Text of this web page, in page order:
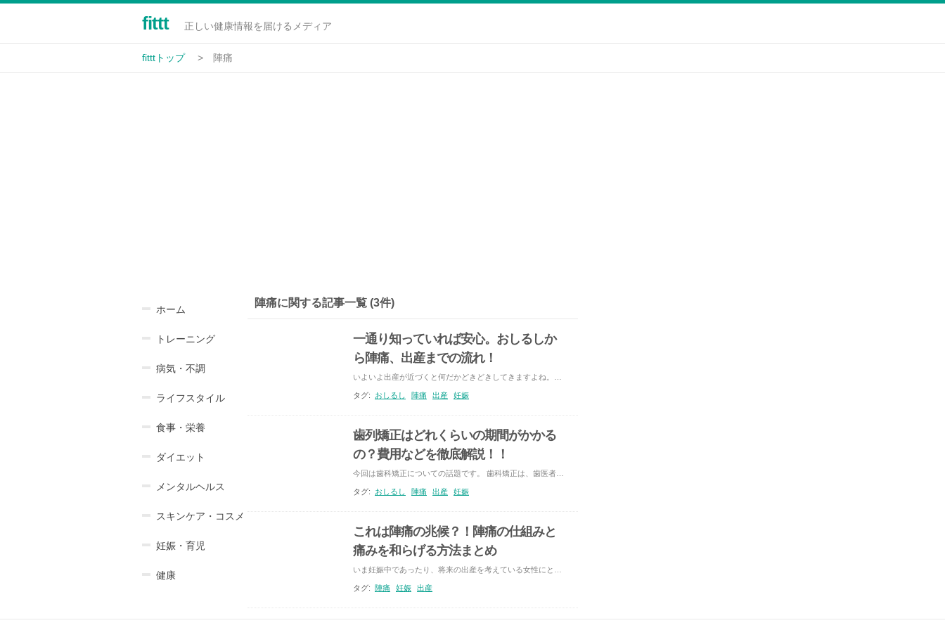
fittt 正しい健康情報を届けるメディア
fitttトップ 陣痛
ホーム
トレーニング
病気・不調
ライフスタイル
食事・栄養
ダイエット
メンタルヘルス
スキンケア・コスメ
妊娠・育児
健康
陣痛に関する記事一覧 (3件)
一通り知っていれば安心。おしるしか
ら陣痛、出産までの流れ！
タグ: おしるし 陣痛 出産 妊娠
歯列矯正はどれくらいの期間がかかる
の？費用などを徹底解説！！
タグ: おしるし 陣痛 出産 妊娠
これは陣痛の兆候？！陣痛の仕組みと
痛みを和らげる方法まとめ
タグ: 陣痛 妊娠 出産